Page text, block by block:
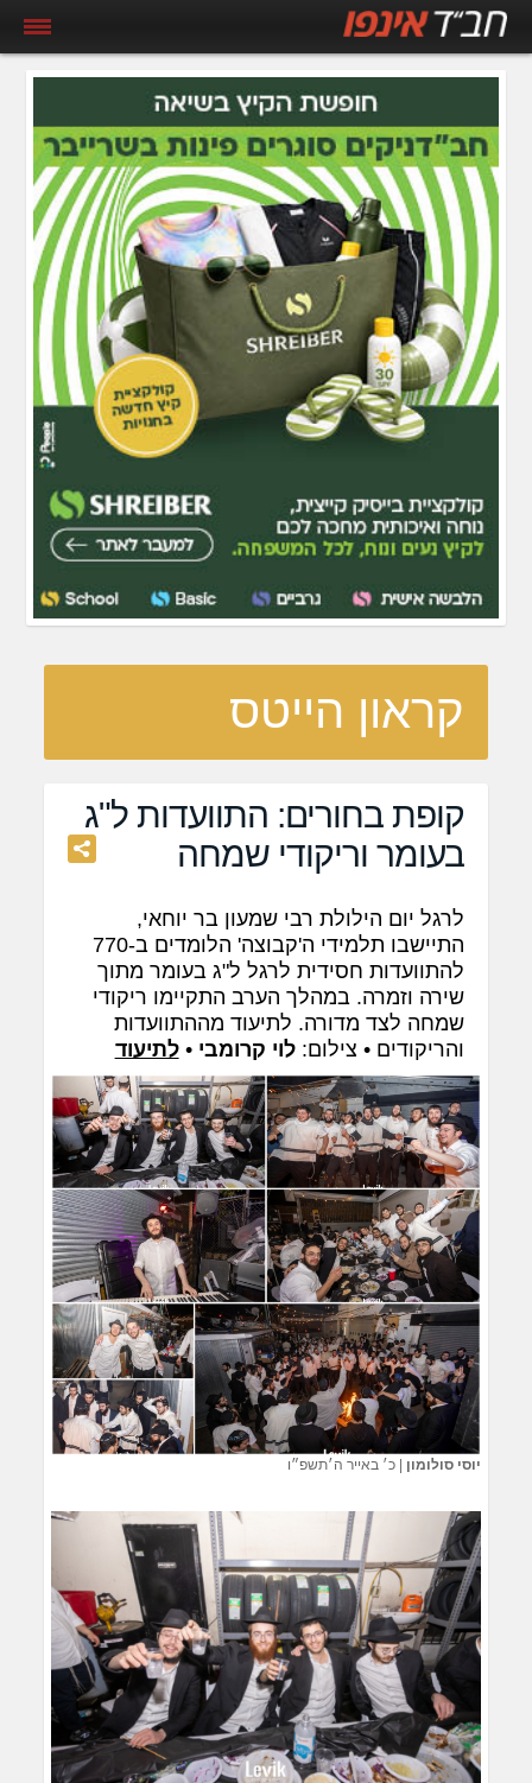
קראון הייטס
קופת בחורים: התוועדות ל"ג
בעומר וריקודי שמחה
לרגל יום הילולת רבי שמעון בר יוחאי,
התיישבו תלמידי ה'קבוצה' הלומדים ב-770
להתוועדות חסידית לרגל ל"ג בעומר מתוך
שירה וזמרה. במהלך הערב התקיימו ריקודי
שמחה לצד מדורה. לתיעוד מההתוועדות
והריקודים • צילום:לוי קרומבי •לתיעוד
יוסי סולומון |כ׳ באייר ה׳תשפ״ו